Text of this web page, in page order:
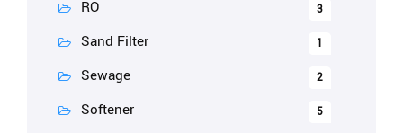
RO 3
Sand Filter 1
Sewage 2
Softener 5